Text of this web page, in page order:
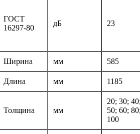
ГОСТ
16297-80
дБ 23
Ширина мм 585
Длина мм 1185
Толщина мм
20; 30;
50; 60;
100